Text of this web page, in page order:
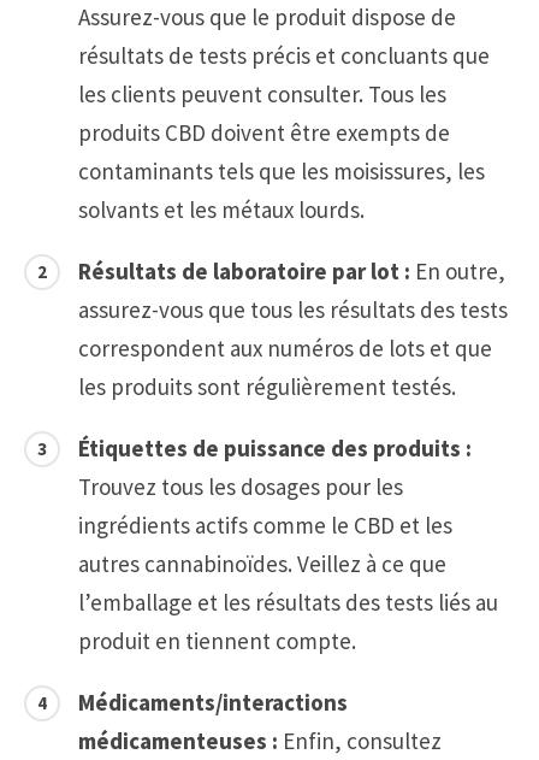
Assurez-vous que le produit dispose de
résultats de tests précis et concluants que
les clients peuvent consulter. Tous les
produits CBD doivent être exempts de
contaminants tels que les moisissures, les
solvants et les métaux lourds.
Résultats de laboratoire par lot : En outre,
assurez-vous que tous les résultats des tests
correspondent aux numéros de lots et que
les produits sont régulièrement testés.
Étiquettes de puissance des produits :
Trouvez tous les dosages pour les
ingrédients actifs comme le CBD et les
autres cannabinoïdes. Veillez à ce que
l’emballage et les résultats des tests liés au
produit en tiennent compte.
Médicaments/interactions
médicamenteuses : Enfin, consultez